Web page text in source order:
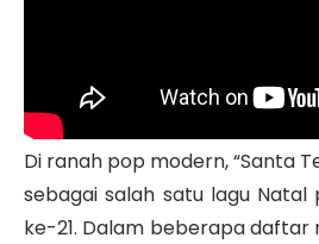
Di ranah pop modern, “Santa
sebagai salah satu lagu
ke-21. Dalam beberapa daftar